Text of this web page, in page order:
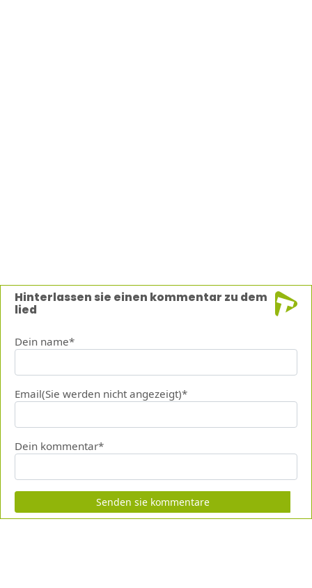
Hinterlassen sie einen kommentar zu dem
lied
Dein name*
Email(Sie werden nicht angezeigt)*
Dein kommentar*
Senden sie kommentare